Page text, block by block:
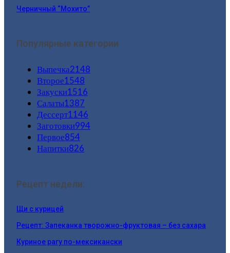
Черничный “Мохито”
Популярные категории
Выпечка2148
Второе1548
Закуски1516
Салаты1387
Дессерт1146
Заготовки994
Первое854
Напитки826
Рецепт недели:
Щи с курицей
Рецепт: Запеканка творожно-фруктовая – без сахара
Куриное рагу по-мексикански